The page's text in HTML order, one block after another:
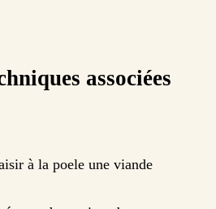
associées
à la poele une viande